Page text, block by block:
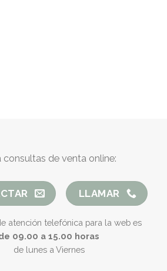
consultas de venta online:
LLAMAR
atención telefónica para la web es
09.00 a 15.00 horas
de lunes a Viernes